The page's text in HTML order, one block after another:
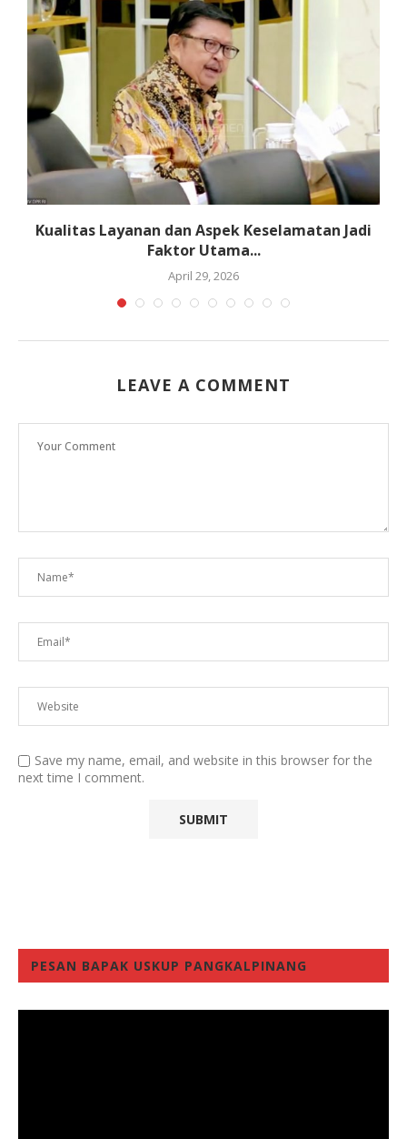
Kualitas Layanan dan Aspek Keselamatan Jadi
Faktor Utama...
April 29, 2026
LEAVE A COMMENT
Save my name, email, and website in this browser for the
next time I comment.
PESAN BAPAK USKUP PANGKALPINANG